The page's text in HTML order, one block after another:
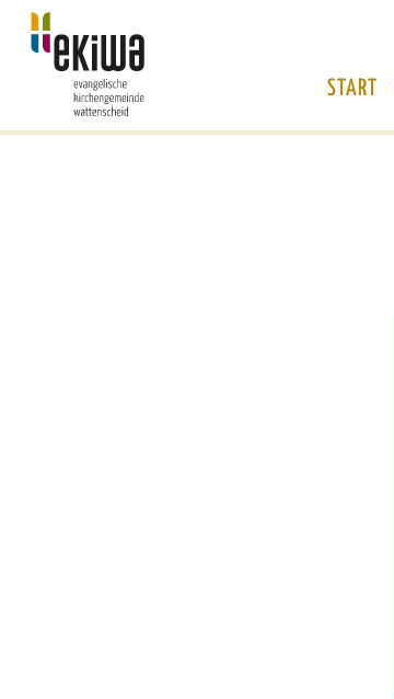
START